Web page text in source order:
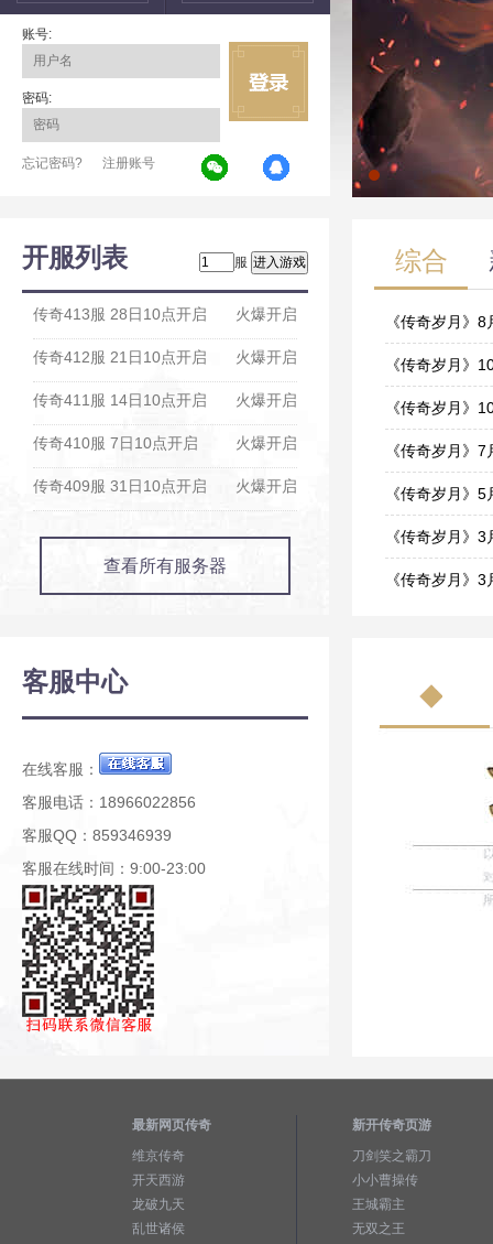
账号:
密码:
忘记密码? 注册账号
开服列表 服
火爆开启
传奇413服 28日10点开启
火爆开启
传奇412服 21日10点开启
火爆开启
传奇411服 14日10点开启
火爆开启
传奇410服 7日10点开启
火爆开启
传奇409服 31日10点开启
查看所有服务器
客服中心
在线客服：
客服电话：18966022856
客服QQ：859346939
客服在线时间：9:00-23:00
综合
《传奇岁月》
05-31
《传奇岁月》
10-15
《传奇岁月》
10-15
《传奇岁月》
07-16
《传奇岁月》
05-21
《传奇岁月》
03-27
《传奇岁月》
《传奇岁月》
最新网页传奇
维京传奇
开天西游
龙破九天
乱世诸侯
新开传奇页游
刀剑笑之霸刀
小小曹操传
王城霸主
无双之王